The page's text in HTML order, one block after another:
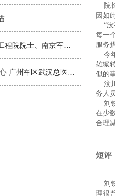
苍生大医——记中国工程院院士、南京军区南京总医院副院长黎介寿
为民掏心肺 为党赢人心 广州军区武汉总医院政委刘铁桥被群众誉为好人亲人恩人
院长
因如
“没
每一
服务
今年
雄辗
似的
汶川
务人
刘铁
在少
合理
短评
刘铁
理很